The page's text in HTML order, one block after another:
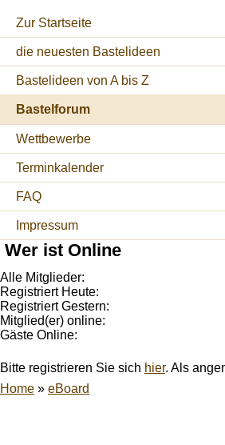
Zur Startseite
die neuesten Bastelideen
Bastelideen von A bis Z
Bastelforum
Wettbewerbe
Terminkalender
FAQ
Impressum
Wer ist Online
Alle Mitglieder:
Registriert Heute:
Registriert Gestern:
Mitglied(er) online:
Gäste Online:
Bitte registrieren Sie sich hier. Als
Home » eBoard